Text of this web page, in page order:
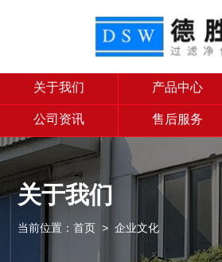
关于我们 产品中心
公司资讯 售后服务
关于我们
当前位置：首页 > 企业文化